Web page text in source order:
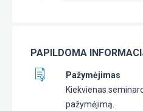
PAPILDOMA
Pažymėjimas
Kiekvienas
pažymėjimą.